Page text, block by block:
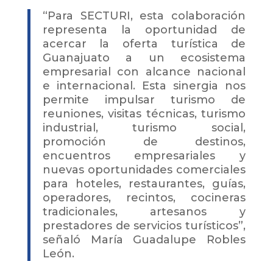
“Para SECTURI, esta colaboración
representa la oportunidad de
acercar la oferta turística de
Guanajuato a un ecosistema
empresarial con alcance nacional
e internacional. Esta sinergia nos
permite impulsar turismo de
reuniones, visitas técnicas, turismo
industrial, turismo social,
promoción de destinos,
encuentros empresariales y
nuevas oportunidades comerciales
para hoteles, restaurantes, guías,
operadores, recintos, cocineras
tradicionales, artesanos y
prestadores de servicios turísticos”,
señaló María Guadalupe Robles
León.